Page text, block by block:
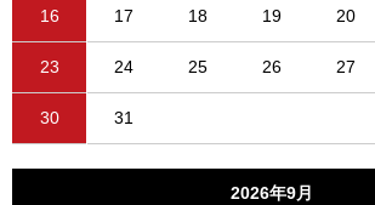
16 17 18 19 20
23 24 25 26 27
30 31
2026年9月